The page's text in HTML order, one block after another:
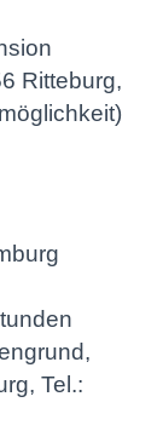
Ritteburg,
Tel.: